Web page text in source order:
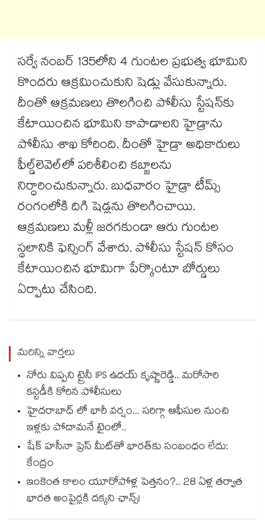
సర్వే నంబర్ 135లోని 4 గుంటల ప్రభుత్వ భూమిని
కొందరు ఆక్రమించుకుని షెడ్లు వేసుకున్నారు.
దీంతో ఆక్రమణలు తొల‌‌గించి పోలీసు స్టేష‌‌న్‌‌కు
కేటాయించిన భూమిని కాపాడాల‌‌ని హైడ్రాను
పోలీసు శాఖ కోరింది. దీంతో హైడ్రా అధికారులు
ఫీల్డ్​లెవెల్​లో పరిశీలించి క‌‌బ్జాల‌‌ను
నిర్ధారించుకున్నారు. బుధ‌‌వారం హైడ్రా టీమ్స్​
రంగంలోకి దిగి షెడ్లను తొల‌‌గించాయి.
ఆక్రమణలు మళ్లీ జరగకుండా ఆరు గుంటల
స్థలానికి ఫెన్సింగ్ వేశారు. పోలీసు స్టేష‌‌న్ కోసం
కేటాయించిన భూమిగా పేర్కొంటూ బోర్డులు
ఏర్పాటు చేసింది.
మరిన్ని వార్తలు
నోరు విప్పని ట్రైనీ IPS ఉదయ్ కృష్ణారెడ్డి.. మరోసారి
కస్టడీకి కోరిన పోలీసులు
హైదరాబాద్ లో భారీ వర్షం... సరిగ్గా ఆఫీసుల నుంచి
ఇళ్లకు పోదామనే టైంలో..
షేక్ హసీనా ప్రెస్ మీట్‎తో భారత్‎కు సంబంధం లేదు:
కేంద్రం
ఇంకెంత కాలం యూరోపోళ్ల పెత్తనం?.. 28 ఏళ్ల తర్వాత
భారత అంపైర్లకి దక్కని ఛాన్స్!